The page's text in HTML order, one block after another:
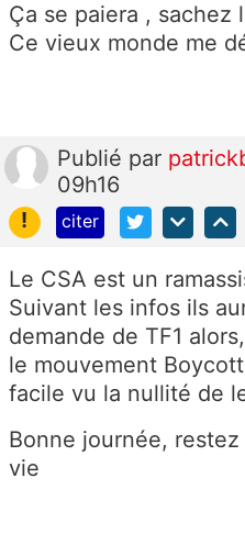
Ça se paiera , sachez
Ce vieux monde me
Publié par
09h16
!
citer
Le CSA est un
Suivant les infos ils
demande de TF1
le mouvement
facile vu la nullité de
Bonne journée,
vie